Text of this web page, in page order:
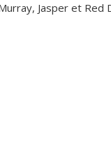
Jasper et Red